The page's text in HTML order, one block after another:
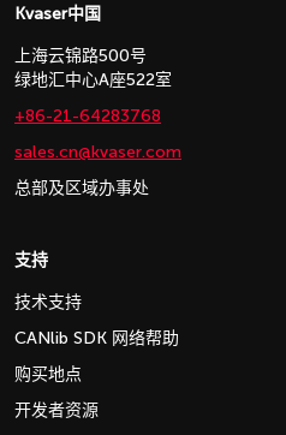
Kvaser中国
上海云锦路500号
绿地汇中心A座522室
+86-21-64283768
sales.cn@kvaser.com
总部及区域办事处
支持
技术支持
CANlib SDK 网络帮助
购买地点
开发者资源